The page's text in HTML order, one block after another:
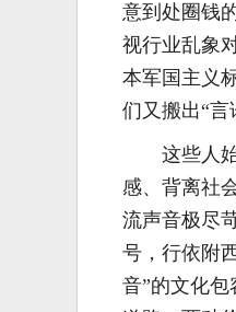
意到处圈钱
视行业乱象
本军国主义
们又搬出“言
这些人
感、背离社
流声音极尽
号，行依附
音”的文化